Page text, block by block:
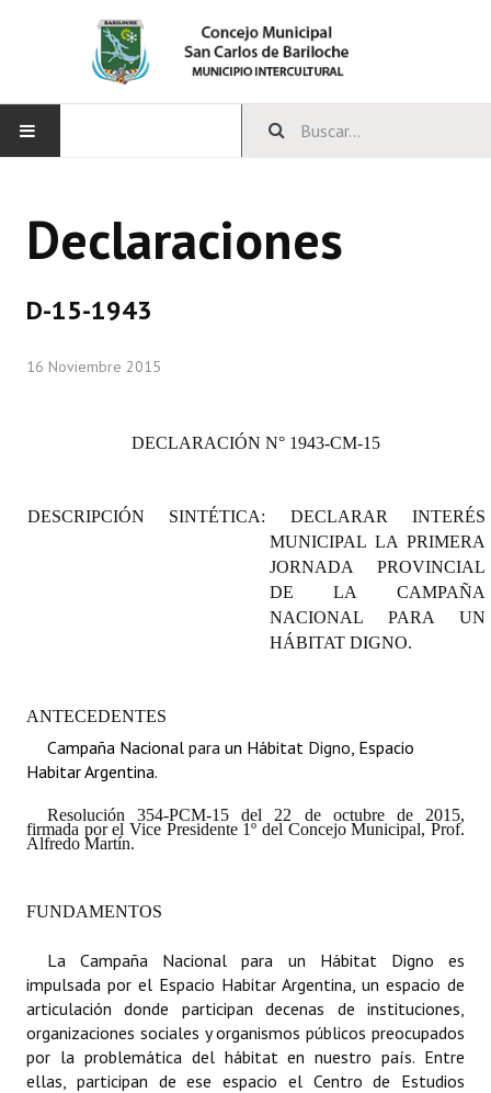
CONCEJO
Programas
Reglamento Interno
Organigrama
Proyectos Presentados
Dictámenes Asesoría Letrada
Actas de Sesión
Declaraciones
D-15-1943
16 Noviembre 2015
DECLARACIÓN N° 1943-CM-15
DESCRIPCIÓN SINTÉTICA: DECLARAR INTERÉS
MUNICIPAL LA PRIMERA
JORNADA PROVINCIAL
DE LA CAMPAÑA
NACIONAL PARA UN
HÁBITAT DIGNO.
ANTECEDENTES
Campaña Nacional paraun Hábitat Digno, Espacio
Habitar Argentina.
Resolución 354-PCM-15 del 22 de octubre de 2015,
firmada por el Vice Presidente 1º del Concejo Municipal, Prof.
Alfredo Martín.
FUNDAMENTOS
La Campaña Nacional para un Hábitat Digno es
impulsada por el Espacio Habitar Argentina, un espacio de
articulación donde participan decenas de instituciones,
organizaciones sociales y organismos públicos preocupados
por la problemática del hábitat en nuestro país. Entre
ellas, participan de ese espacio el Centro de Estudios